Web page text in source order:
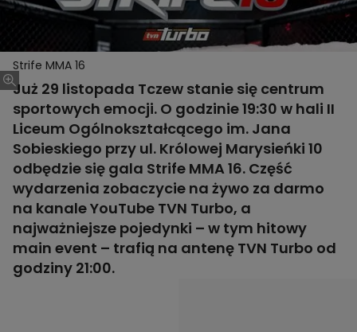
Strife MMA 16
Już 29 listopada Tczew stanie się centrum
sportowych emocji. O godzinie 19:30 w hali II
Liceum Ogólnokształcącego im. Jana
Sobieskiego przy ul. Królowej Marysieńki 10
odbędzie się gala Strife MMA 16. Część
wydarzenia zobaczycie na żywo za darmo
na kanale YouTube TVN Turbo, a
najważniejsze pojedynki – w tym hitowy
main event – trafią na antenę TVN Turbo od
godziny 21:00.